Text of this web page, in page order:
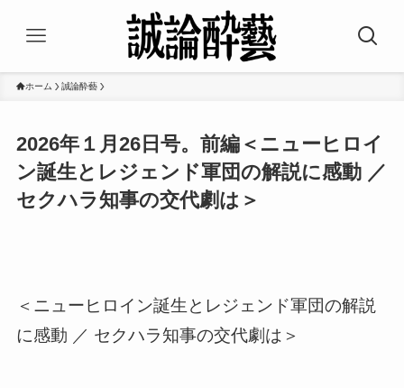
ホーム 誠論酔藝
2026年１月26日号。前編＜ニューヒロイ
ン誕生とレジェンド軍団の解説に感動 ／
セクハラ知事の交代劇は＞
＜ニューヒロイン誕生とレジェンド軍団の解説
に感動 ／ セクハラ知事の交代劇は＞